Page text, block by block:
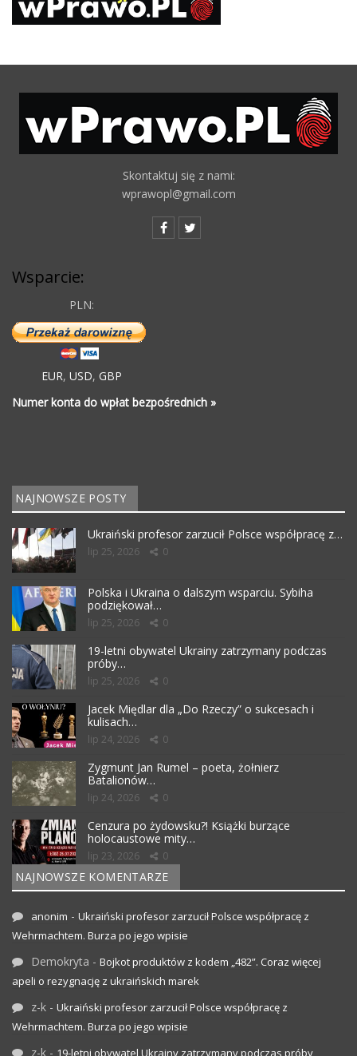
Skontaktuj się z nami:
wprawopl@gmail.com
Wsparcie:
PLN:
EUR, USD, GBP
Numer konta do wpłat bezpośrednich »
NAJNOWSZE POSTY
Ukraiński profesor zarzucił Polsce współpracę z…
lip 25, 2026 0
Polska i Ukraina o dalszym wsparciu. Sybiha
podziękował…
lip 25, 2026 0
19-letni obywatel Ukrainy zatrzymany podczas
próby…
lip 25, 2026 0
Jacek Międlar dla „Do Rzeczy” o sukcesach i
kulisach…
lip 24, 2026 0
Zygmunt Jan Rumel – poeta, żołnierz
Batalionów…
lip 24, 2026 0
Cenzura po żydowsku?! Książki burzące
holocaustowe mity…
lip 23, 2026 0
NAJNOWSZE KOMENTARZE
anonim - Ukraiński profesor zarzucił Polsce współpracę z
Wehrmachtem. Burza po jego wpisie
Demokryta - Bojkot produktów z kodem „482”. Coraz więcej
apeli o rezygnację z ukraińskich marek
z-k - Ukraiński profesor zarzucił Polsce współpracę z
Wehrmachtem. Burza po jego wpisie
z-k - 19-letni obywatel Ukrainy zatrzymany podczas próby